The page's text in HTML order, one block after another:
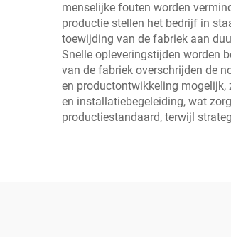
menselijke fouten worden
productie stellen het bedrijf in
toewijding van de fabriek aan
Snelle opleveringstijden worden
van de fabriek overschrijden de
en productontwikkeling mogelijk,
en installatiebegeleiding, wat
productiestandaard, terwijl